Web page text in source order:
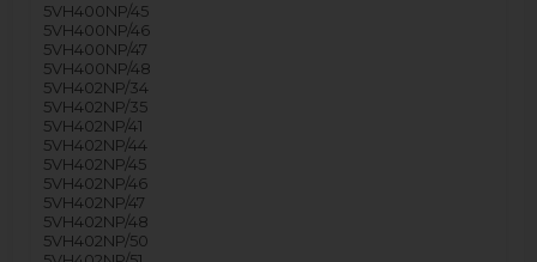
5VH400NP/45
5VH400NP/46
5VH400NP/47
5VH400NP/48
5VH402NP/34
5VH402NP/35
5VH402NP/41
5VH402NP/44
5VH402NP/45
5VH402NP/46
5VH402NP/47
5VH402NP/48
5VH402NP/50